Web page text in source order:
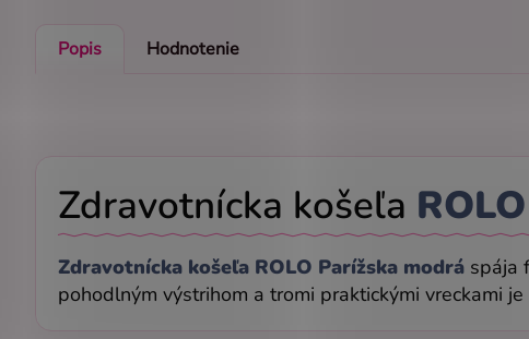
Popis Hodnotenie
Zdravotnícka košeľa ROLO
Zdravotnícka košeľa ROLO Parížska modrá spája
pohodlným výstrihom a tromi praktickými vreckami